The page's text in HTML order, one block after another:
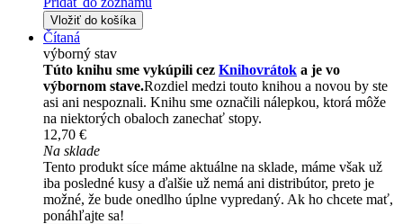
Vložiť do košíka
Čítaná
výborný stav
Túto knihu sme vykúpili cez Knihovrátok a je vo
výbornom stave.Rozdiel medzi touto knihou a novou by ste
asi ani nespoznali. Knihu sme označili nálepkou, ktorá môže
na niektorých obaloch zanechať stopy.
12,70 €
Na sklade
Tento produkt síce máme aktuálne na sklade, máme však už
iba posledné kusy a ďalšie už nemá ani distribútor, preto je
možné, že bude onedlho úplne vypredaný. Ak ho chcete mať,
ponáhľajte sa!